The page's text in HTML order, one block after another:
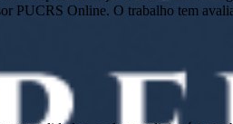
Online. O trabalho tem